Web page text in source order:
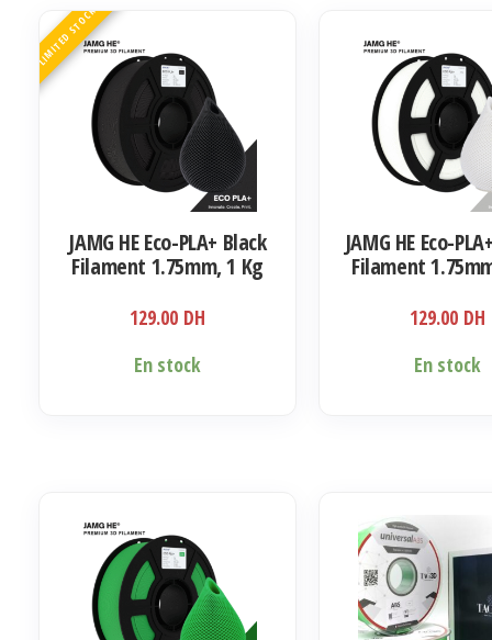
LIMITED STOCK
JAMG HE Eco-PLA+ Black
Filament 1.75mm, 1 Kg
129.00 DH
En stock
JAMG HE Eco-
Filament
129.00 DH
En stock